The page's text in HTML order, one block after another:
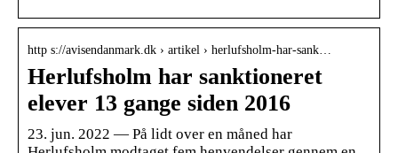
http s://avisendanmark.dk › artikel › herlufsholm-har-sank…
Herlufsholm har sanktioneret
elever 13 gange siden 2016
23. jun. 2022 — På lidt over en måned har